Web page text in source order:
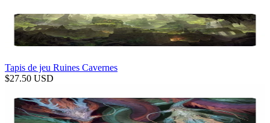
Tapis de jeu Ruines Cavernes
$27.50 USD